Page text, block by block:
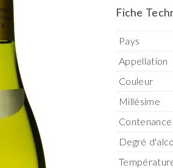
Fiche
Pays
Appellation
Couleur
Millésime
Contenance
Degré